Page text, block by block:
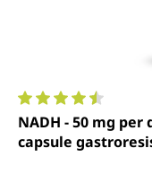
Valutazione media
NADH - 50 mg per
capsule